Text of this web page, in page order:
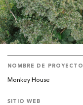
NOMBRE DE PROYECTO
Monkey House
SITIO WEB